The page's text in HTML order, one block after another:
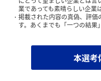
業であっても素晴らしい企業
掲載された内容の真偽、評価
す。あくまでも「一つの結果
本選考